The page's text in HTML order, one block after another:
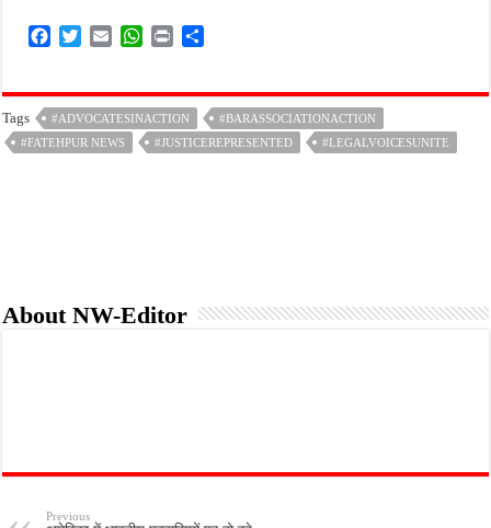
e
b
o
t
t
e
i
l
W
t
s
A
n
t
r
e
Tags #ADVOCATESINACTION
#BARASSOCIATIONACTION
#FATEHPUR NEWS
#JUSTICEREPRESENTED #LEGALVOICESUNITE
About NW-Editor
Previous